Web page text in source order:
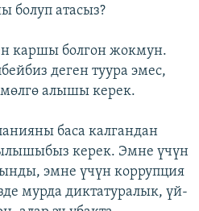
болуп атасыз?
каршы болгон жокмун.
деген туура эмес,
алышы керек.
баса калгандан
керек. Эмне үчүн
эмне үчүн коррупция
мурда диктатуралык, үй-